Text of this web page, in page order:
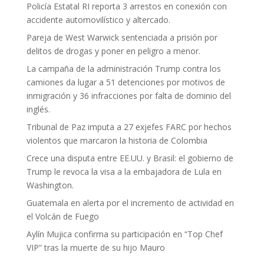
Policía Estatal RI reporta 3 arrestos en conexión con
accidente automovilístico y altercado.
Pareja de West Warwick sentenciada a prisión por
delitos de drogas y poner en peligro a menor.
La campaña de la administración Trump contra los
camiones da lugar a 51 detenciones por motivos de
inmigración y 36 infracciones por falta de dominio del
inglés.
Tribunal de Paz imputa a 27 exjefes FARC por hechos
violentos que marcaron la historia de Colombia
Crece una disputa entre EE.UU. y Brasil: el gobierno de
Trump le revoca la visa a la embajadora de Lula en
Washington.
Guatemala en alerta por el incremento de actividad en
el Volcán de Fuego
Aylín Mujica confirma su participación en “Top Chef
VIP” tras la muerte de su hijo Mauro